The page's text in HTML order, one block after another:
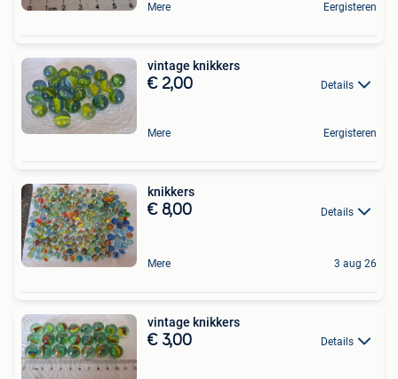
Mere Eergisteren
vintage knikkers
€ 2,00 Details
Mere Eergisteren
knikkers
€ 8,00 Details
Mere 3 aug 26
vintage knikkers
€ 3,00 Details